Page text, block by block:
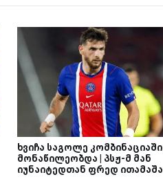
ხვიჩა საგოლე კომბინაციაში
მონაწილეობდა | პსჟ-მ მან
იუნაიტედთან ფრედ ითამაშა